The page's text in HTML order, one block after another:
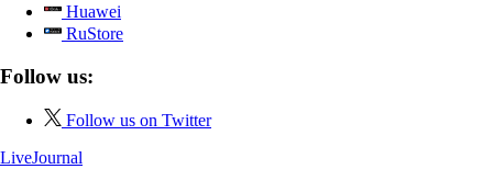
Huawei
RuStore
Follow us:
Follow us on Twitter
LiveJournal